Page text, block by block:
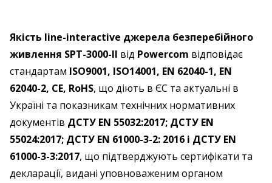
Якість line-interactive джерела безперебійного
живлення SPT-3000-II від Powercom відповідає
стандартам ISO9001, ISO14001, EN 62040-1, EN
62040-2, CE, RoHS, що діють в ЄС та актуальні в
Україні та показникам технічних нормативних
документів ДСТУ EN 55032:2017; ДСТУ EN
55024:2017; ДСТУ EN 61000-3-2: 2016 і ДСТУ EN
61000-3-3:2017, що підтверджують сертифікати та
декларації, видані уповноваженим органом